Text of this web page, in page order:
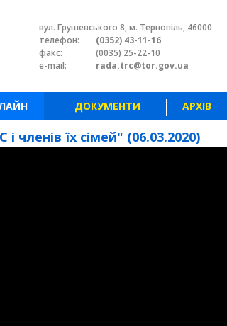
вул. Грушевського 8, м. Тернопіль, 46000
телефон:
(0352) 43-11-16
факс:
(0035) 25-22-10
e-mail:
rada.trc@tor.gov.ua
ДОКУМЕНТИ АРХІВ
членів їх сімей" (06.03.2020)